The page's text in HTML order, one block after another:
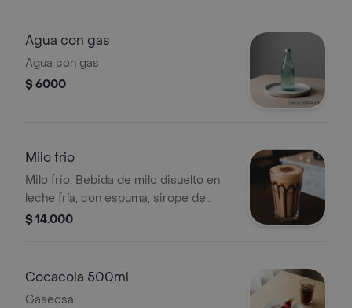
Agua con gas
Agua con gas
$ 6000
Milo frio
Milo frio. Bebida de milo disuelto en
leche fría, con espuma, sirope de
chocolate y polvo de cacao.
$ 14.000
Cocacola 500ml
Gaseosa